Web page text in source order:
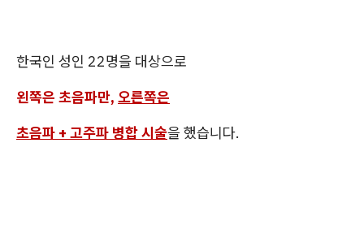
한국인 성인 22명을 대상으로
왼쪽은 초음파만, 오른쪽은
초음파 + 고주파 병합 시술을 했습니다.